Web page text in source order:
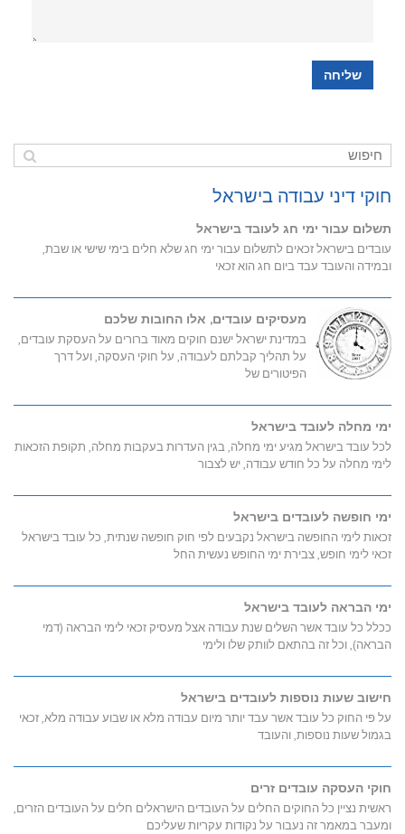
חוקי דיני עבודה בישראל
תשלום עבור ימי חג לעובד בישראל
עובדים בישראל זכאים לתשלום עבור ימי חג שלא חלים בימי שישי או שבת,
ובמידה והעובד עבד ביום חג הוא זכאי
מעסיקים עובדים, אלו החובות שלכם
במדינת ישראל ישנם חוקים מאוד ברורים על העסקת עובדים,
על תהליך קבלתם לעבודה, על חוקי העסקה, ועל דרך
הפיטורים של
ימי מחלה לעובד בישראל
לכל עובד בישראל מגיע ימי מחלה, בגין העדרות בעקבות מחלה, תקופת הזכאות
לימי מחלה על כל חודש עבודה, יש לצבור
ימי חופשה לעובדים בישראל
זכאות לימי החופשה בישראל נקבעים לפי חוק חופשה שנתית, כל עובד בישראל
זכאי לימי חופש, צבירת ימי החופש נעשית החל
ימי הבראה לעובד בישראל
ככלל כל עובד אשר השלים שנת עבודה אצל מעסיק זכאי לימי הבראה (דמי
הבראה), וכל זה בהתאם לוותק שלו ולימי
חישוב שעות נוספות לעובדים בישראל
על פי החוק כל עובד אשר עבד יותר מיום עבודה מלא או שבוע עבודה מלא, זכאי
בגמול שעות נוספות, והעובד
חוקי העסקה עובדים זרים
ראשית נציין כל החוקים החלים על העובדים הישראלים חלים על העובדים הזרים,
ומעבר במאמר זה נעבור על נקודות עקריות שעליכם